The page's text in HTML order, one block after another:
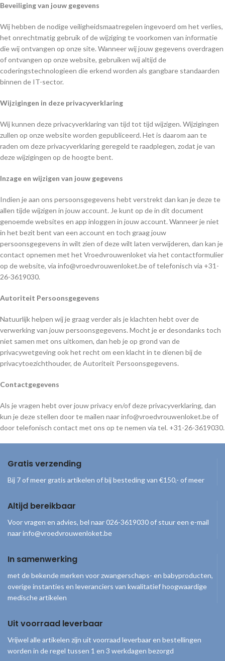
Beveiliging van jouw gegevens
Wij hebben de nodige veiligheidsmaatregelen ingevoerd om het verlies,
het onrechtmatig gebruik of de wijziging te voorkomen van informatie
die wij ontvangen op onze site. Wanneer wij jouw gegevens overdragen
of ontvangen op onze website, gebruiken wij altijd de
coderingstechnologieen die erkend worden als gangbare standaarden
binnen de IT-sector.
Wijzigingen in deze privacyverklaring
Wij kunnen deze privacyverklaring van tijd tot tijd wijzigen. Wijzigingen
zullen op onze website worden gepubliceerd. Het is daarom aan te
raden om deze privacyverklaring geregeld te raadplegen, zodat je van
deze wijzigingen op de hoogte bent.
Inzage en wijzigen van jouw gegevens
Indien je aan ons persoonsgegevens hebt verstrekt dan kan je deze te
allen tijde wijzigen in jouw account. Je kunt op de in dit document
genoemde websites en app inloggen in jouw account. Wanneer je niet
in het bezit bent van een account en toch graag jouw
persoonsgegevens in wilt zien of deze wilt laten verwijderen, dan kan je
contact opnemen met het Vroedvrouwenloket via het contactformulier
op de website, via info@vroedvrouwenloket.be of telefonisch via +31-
26-3619030.
Autoriteit Persoonsgegevens
Natuurlijk helpen wij je graag verder als je klachten hebt over de
verwerking van jouw persoonsgegevens. Mocht je er desondanks toch
niet samen met ons uitkomen, dan heb je op grond van de
privacywetgeving ook het recht om een klacht in te dienen bij de
privacytoezichthouder, de Autoriteit Persoonsgegevens.
Contactgegevens
Als je vragen hebt over jouw privacy en/of deze privacyverklaring, dan
kun je deze stellen door te mailen naar info@vroedvrouwenloket.be of
door telefonisch contact met ons op te nemen via tel. +31-26-3619030.
Gratis verzending
Bij 7 of meer gratis artikelen of bij besteding van €150,- of meer
Altijd bereikbaar
Voor vragen en advies, bel naar 026-3619030 of stuur een e-mail
naar info@vroedvrouwenloket.be
In samenwerking
met de bekende merken voor zwangerschaps- en babyproducten,
overige instanties en leveranciers van kwalitatief hoogwaardige
medische artikelen
Uit voorraad leverbaar
Vrijwel alle artikelen zijn uit voorraad leverbaar en bestellingen
worden in de regel tussen 1 en 3 werkdagen bezorgd